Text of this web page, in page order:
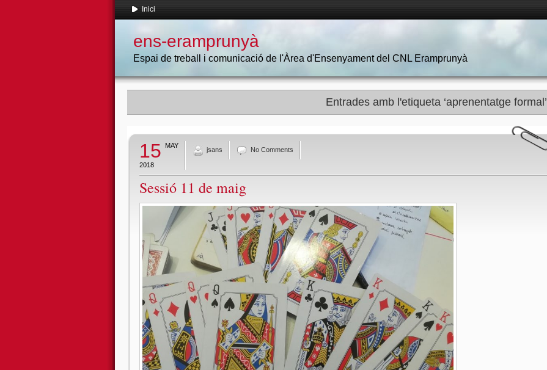
Inici
ens-eramprunyà
Espai de treball i comunicació de l'Àrea d'Ensenyament del CNL Eramprunyà
Entrades amb l'etiqueta ‘aprenentatge formal’
15 MAY
2018
jsans No Comments
Sessió 11 de maig